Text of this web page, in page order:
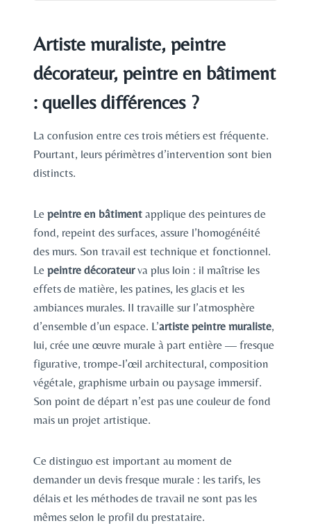
Artiste muraliste, peintre
décorateur, peintre en bâtiment
: quelles différences ?
La confusion entre ces trois métiers est fréquente.
Pourtant, leurs périmètres d’intervention sont bien
distincts.
Le peintre en bâtiment applique des peintures de
fond, repeint des surfaces, assure l’homogénéité
des murs. Son travail est technique et fonctionnel.
Le peintre décorateurva plus loin : il maîtrise les
effets de matière, les patines, les glacis et les
ambiances murales. Il travaille sur l’atmosphère
d’ensemble d’un espace. L’artiste peintre muraliste,
lui, crée une œuvre murale à part entière — fresque
figurative, trompe-l’œil architectural, composition
végétale, graphisme urbain ou paysage immersif.
Son point de départ n’est pas une couleur de fond
mais un projet artistique.
Ce distinguo est important au moment de
demander un devis fresque murale : les tarifs, les
délais et les méthodes de travail ne sont pas les
mêmes selon le profil du prestataire.